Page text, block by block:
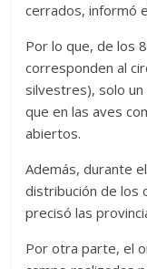
cerrados, informó
Por lo que, de los
corresponden al
silvestres), solo
que en las aves
abiertos.
Además, durante
distribución de los
precisó las
Por otra parte, el